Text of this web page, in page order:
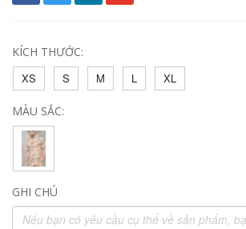
KÍCH THƯỚC:
XS
S M L XL
MÀU SẮC:
GHI CHÚ